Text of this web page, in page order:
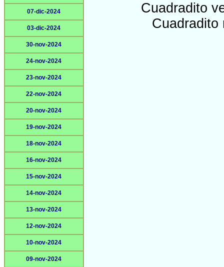
07-dic-2024
03-dic-2024
30-nov-2024
24-nov-2024
23-nov-2024
22-nov-2024
20-nov-2024
19-nov-2024
18-nov-2024
16-nov-2024
15-nov-2024
14-nov-2024
13-nov-2024
12-nov-2024
10-nov-2024
09-nov-2024
Cuadradito
Cuadradito